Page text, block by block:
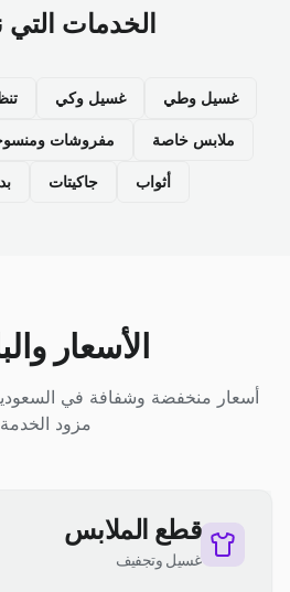
الخدمات التي
غسيل وطي غسيل وكي
ملابس خاصة مفروشات
أثواب جاكيتات
الأسعار
أسعار منخفضة وشفافة في
مزود
قطع الملابس
غسيل وتجفيف